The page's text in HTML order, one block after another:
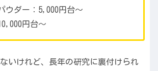
ウダー：5,000円台〜
円台〜
いけれど、長年の研究に裏付けられ